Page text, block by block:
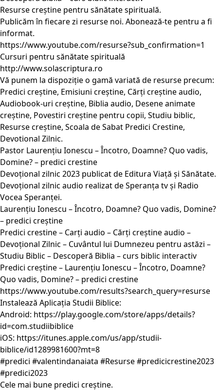
Resurse creștine pentru sănătate spirituală.
Publicăm în fiecare zi resurse noi. Abonează-te pentru a fi
informat.
https://www.youtube.com/resurse?sub_confirmation=1
Cursuri pentru sănătate spirituală
http://www.solascriptura.ro
Vă punem la dispoziție o gamă variată de resurse precum:
Predici creștine, Emisiuni creștine, Cărți creștine audio,
Audiobook-uri creștine, Biblia audio, Desene animate
creștine, Povestiri creștine pentru copii, Studiu biblic,
Resurse creștine, Scoala de Sabat Predici Crestine,
Devotional Zilnic.
Pastor Laurențiu Ionescu – Încotro, Doamne? Quo vadis,
Domine? – predici crestine
Devoțional zilnic 2023 publicat de Editura Viață și Sănătate.
Devoțional zilnic audio realizat de Speranța tv și Radio
Vocea Speranței.
Laurențiu Ionescu – Încotro, Doamne? Quo vadis, Domine?
– predici creștine
Predici crestine – Carți audio – Cărți creștine audio –
Devoțional Zilnic – Cuvântul lui Dumnezeu pentru astăzi –
Studiu Biblic – Descoperă Biblia – curs biblic interactiv
Predici creștine – Laurențiu Ionescu – Încotro, Doamne?
Quo vadis, Domine? – predici crestine
https://www.youtube.com/results?search_query=resurse
Instalează Aplicația Studii Biblice:
Android: https://play.google.com/store/apps/details?
id=com.studiibiblice
iOS: https://itunes.apple.com/us/app/studii-
biblice/id1289981600?mt=8
#predici #valentindanaiata #Resurse #predicicrestine2023
#predici2023
Cele mai bune predici creștine.